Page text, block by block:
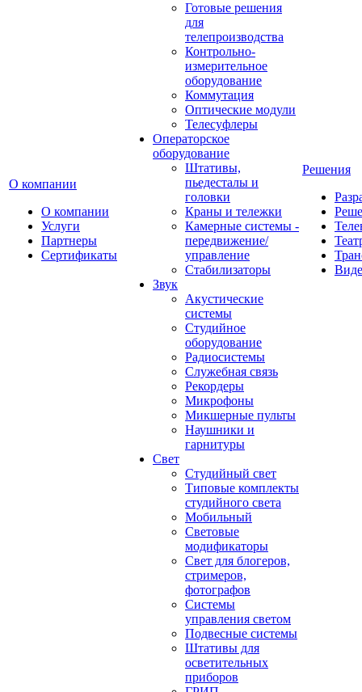
О компании
О компании
Услуги
Партнеры
Сертификаты
Готовые решения
для
телепроизводства
Контрольно-
измерительное
оборудование
Коммутация
Оптические модули
Телесуфлеры
Операторское
оборудование
Штативы,
пьедесталы и
головки
Краны и тележки
Камерные системы -
передвижение/
управление
Стабилизаторы
Звук
Акустические
системы
Студийное
оборудование
Радиосистемы
Служебная связь
Рекордеры
Микрофоны
Микшерные пульты
Наушники и
гарнитуры
Свет
Студийный свет
Типовые комплекты
студийного света
Мобильный
Световые
модификаторы
Свет для блогеров,
стримеров,
фотографов
Системы
управления светом
Подвесные системы
Штативы для
осветительных
приборов
Решения